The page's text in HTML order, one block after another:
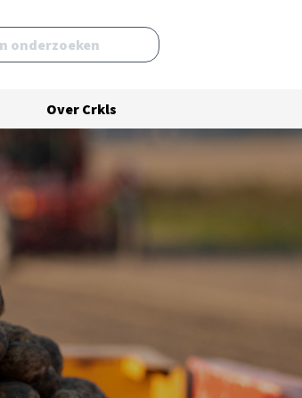
Over Crkls
onderzoeksrapport